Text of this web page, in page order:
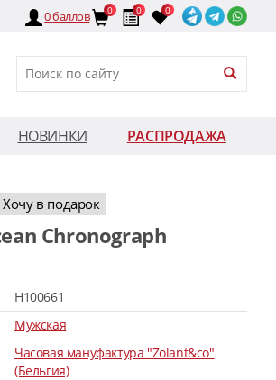
0баллов 0 0 0
НОВИНКИ
РАСПРОДАЖА
Хочу в подарок
H100661
Мужская
Часовая мануфактура "Zolant&co"
(Бельгия)